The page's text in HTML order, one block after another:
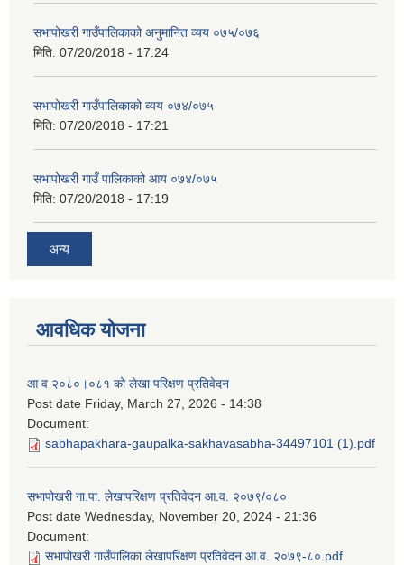
सभापोखरी गाउँपालिकाको अनुमानित व्यय ०७५/०७६
मिति: 07/20/2018 - 17:24
सभापोखरी गाउँपालिकाको व्यय ०७४/०७५
मिति: 07/20/2018 - 17:21
सभापोखरी गाउँ पालिकाको आय ०७४/०७५
मिति: 07/20/2018 - 17:19
अन्य
आवधिक योजना
आ व २०८०।०८१ को लेखा परिक्षण प्रतिवेदन
Post date Friday, March 27, 2026 - 14:38
Document:
sabhapakhara-gaupalka-sakhavasabha-34497101 (1).pdf
सभापोखरी गा.पा. लेखापरिक्षण प्रतिवेदन आ.व. २०७९/०८०
Post date Wednesday, November 20, 2024 - 21:36
Document:
सभापोखरी गाउँपालिका लेखापरिक्षण प्रतिवेदन आ.व. २०७९-८०.pdf